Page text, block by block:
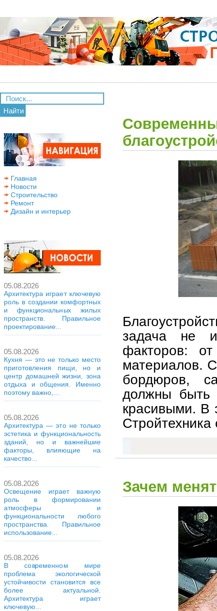
Найти
Главная
Новости
Строительство
Ремонт
Дизайн и интерьер
05.08.2026
Архитектура играет ключевую
роль в создании комфортных
и функциональных жилых
пространств. Правильное
проектирование...
05.08.2026
Кухня — это не только место
приготовления пищи, но и
центр домашней жизни, зона
отдыха и общения. Именно
поэтому важно,...
05.08.2026
Архитектура — это не только
эстетика и функциональность
зданий, но и важнейшие
факторы, влияющие на
качество...
05.08.2026
Освещение играет важную
роль в формировании
атмосферы и
функциональности любого
пространства. Правильное
использование...
05.08.2026
В современном мире
проблема экологической
устойчивости становится все
более актуальной.
Архитектура играет
ключевую...
задача не
факторов:
материалов.
бордюров,
должны быть
красивыми. В
Зачем